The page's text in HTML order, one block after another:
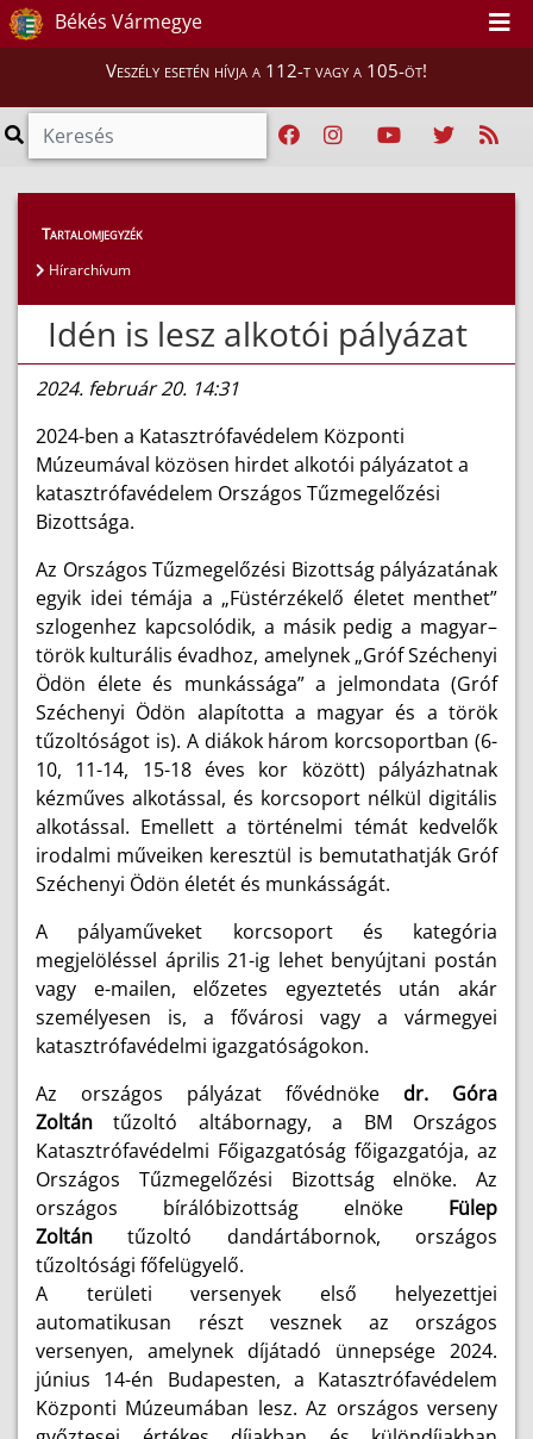
Békés Vármegye
Veszély esetén hívja a 112-t vagy a 105-öt!
Híreink > Hírek
Tartalomjegyzék
Hírarchívum
Idén is lesz alkotói pályázat
2024. február 20. 14:31
2024-ben a Katasztrófavédelem Központi
Múzeumával közösen hirdet alkotói pályázatot a
katasztrófavédelem Országos Tűzmegelőzési
Bizottsága.
Az Országos Tűzmegelőzési Bizottság pályázatának
egyik idei témája a „Füstérzékelő életet menthet”
szlogenhez kapcsolódik, a másik pedig a magyar–
török kulturális évadhoz, amelynek „Gróf Széchenyi
Ödön élete és munkássága” a jelmondata (Gróf
Széchenyi Ödön alapította a magyar és a török
tűzoltóságot is). A diákok három korcsoportban (6-
10, 11-14, 15-18 éves kor között) pályázhatnak
kézműves alkotással, és korcsoport nélkül digitális
alkotással. Emellett a történelmi témát kedvelők
irodalmi műveiken keresztül is bemutathatják Gróf
Széchenyi Ödön életét és munkásságát.
A pályaműveket korcsoport és kategória
megjelöléssel április 21-ig lehet benyújtani postán
vagy e-mailen, előzetes egyeztetés után akár
személyesen is, a fővárosi vagy a vármegyei
katasztrófavédelmi igazgatóságokon.
Az országos pályázat fővédnöke dr. Góra
Zoltántűzoltó altábornagy, a BM Országos
Katasztrófavédelmi Főigazgatóság főigazgatója, az
Országos Tűzmegelőzési Bizottság elnöke. Az
országos bírálóbizottság elnöke Fülep
Zoltántűzoltó dandártábornok, országos
tűzoltósági főfelügyelő.
A területi versenyek első helyezettjei
automatikusan részt vesznek az országos
versenyen, amelynek díjátadó ünnepsége 2024.
június 14-én Budapesten, a Katasztrófavédelem
Központi Múzeumában lesz. Az országos verseny